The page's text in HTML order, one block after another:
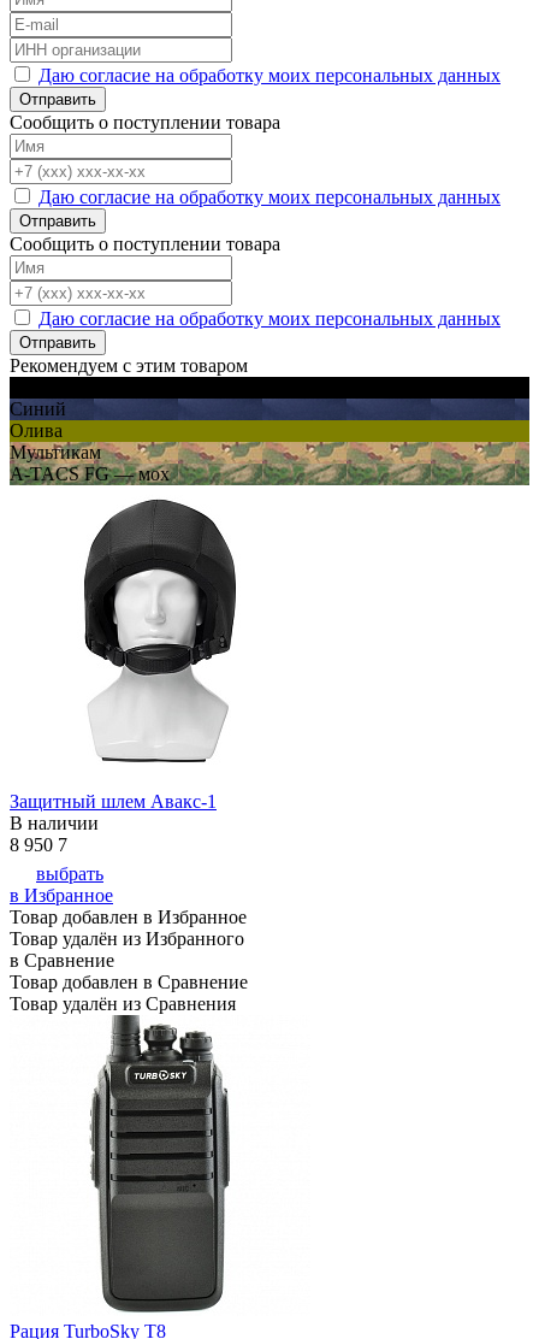
Даю согласие на обработку моих персональных данных
Отправить
Сообщить о поступлении товара
Даю согласие на обработку моих персональных данных
Отправить
Сообщить о поступлении товара
Даю согласие на обработку моих персональных данных
Отправить
Рекомендуем с этим товаром
Синий
Олива
Мультикам
A-TACS FG — мох
Защитный шлем Авакс-1
В наличии
8 950 7
выбрать
в Избранное
Товар добавлен в Избранное
Товар удалён из Избранного
в Сравнение
Товар добавлен в Сравнение
Товар удалён из Сравнения
Рация TurboSky T8